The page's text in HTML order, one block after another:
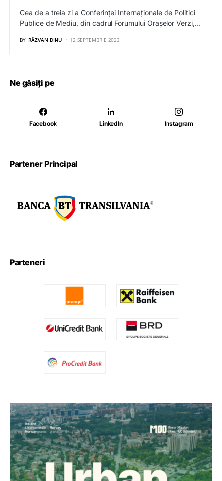
Cea de a treia zi a Conferinței Internaționale de Politici
Publice de Mediu, din cadrul Forumului Orașelor Verzi,…
BY RĂZVAN DINU 12 SEPTEMBRIE 2023
Ne găsiți pe
Facebook LinkedIn Instagram
Partener Principal
Parteneri